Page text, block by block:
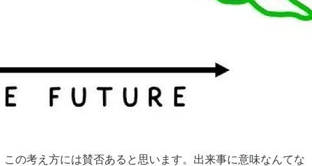
の考え方には賛否あると思います。出来事に意味なんてな